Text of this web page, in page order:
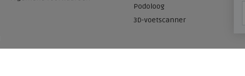
Podoloog
3D-voetscanner